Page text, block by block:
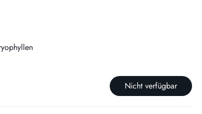
Nicht verfügbar